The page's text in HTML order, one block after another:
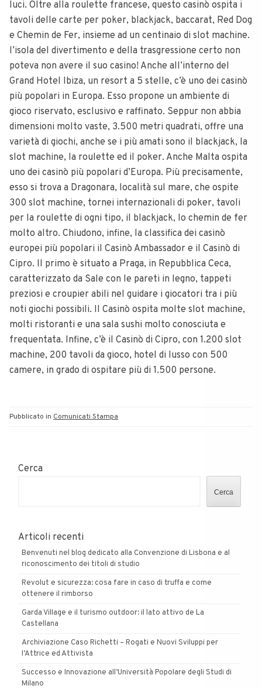
luci. Oltre alla roulette francese, questo casinò ospita i
tavoli delle carte per poker, blackjack, baccarat, Red Dog
e Chemin de Fer, insieme ad un centinaio di slot machine.
l’isola del divertimento e della trasgressione certo non
poteva non avere il suo casino! Anche all’interno del
Grand Hotel Ibiza, un resort a 5 stelle, c’è uno dei casinò
più popolari in Europa. Esso propone un ambiente di
gioco riservato, esclusivo e raffinato. Seppur non abbia
dimensioni molto vaste, 3.500 metri quadrati, offre una
varietà di giochi, anche se i più amati sono il blackjack, la
slot machine, la roulette ed il poker. Anche Malta ospita
uno dei casinò più popolari d’Europa. Più precisamente,
esso si trova a Dragonara, località sul mare, che ospite
300 slot machine, tornei internazionali di poker, tavoli
per la roulette di ogni tipo, il blackjack, lo chemin de fer
molto altro. Chiudono, infine, la classifica dei casinò
europei più popolari il Casinò Ambassador e il Casinò di
Cipro. Il primo è situato a Praga, in Repubblica Ceca,
caratterizzato da Sale con le pareti in legno, tappeti
preziosi e croupier abili nel guidare i giocatori tra i più
noti giochi possibili. Il Casinò ospita molte slot machine,
molti ristoranti e una sala sushi molto conosciuta e
frequentata. Infine, c’è il Casinò di Cipro, con 1.200 slot
machine, 200 tavoli da gioco, hotel di lusso con 500
camere, in grado di ospitare più di 1.500 persone.
Pubblicato in Comunicati Stampa
Cerca
Cerca
Articoli recenti
Benvenuti nel blog dedicato alla Convenzione di Lisbona e al
riconoscimento dei titoli di studio
Revolut e sicurezza: cosa fare in caso di truffa e come
ottenere il rimborso
Garda Village e il turismo outdoor: il lato attivo de La
Castellana
Archiviazione Caso Richetti – Rogati e Nuovi Sviluppi per
l’Attrice ed Attivista
Successo e Innovazione all’Università Popolare degli Studi di
Milano